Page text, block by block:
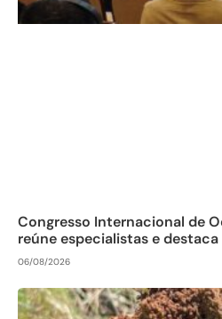
Congresso Internacional de
reúne especialistas e
06/08/2026